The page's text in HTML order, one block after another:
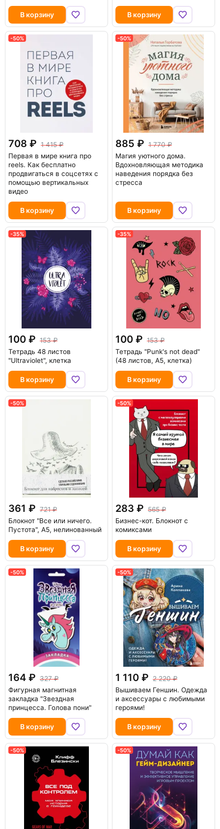
В корзину В корзину
-50%
708
1 415
Первая в мире книга про
reels. Как бесплатно
продвигаться в соцсетях с
помощью вертикальных
видео
В корзину
-50%
885
1 770
Магия уютного дома.
Вдохновляющая методика
наведения порядка без
стресса
В корзину
-35%
100
153
Тетрадь 48 листов
"Ultraviolet", клетка
В корзину
-35%
100
153
Тетрадь "Punk's not dead"
(48 листов, А5, клетка)
В корзину
-50%
361
721
Блокнот "Все или ничего.
Пустота", А5, нелинованный
В корзину
-50%
283
565
Бизнес-кот. Блокнот с
комиксами
В корзину
-50%
164
327
Фигурная магнитная
закладка "Звездная
принцесса. Голова пони"
В корзину
-50%
1 110
2 220
Вышиваем Геншин. Одежда
и аксессуары с любимыми
героями!
В корзину
-50% -50%